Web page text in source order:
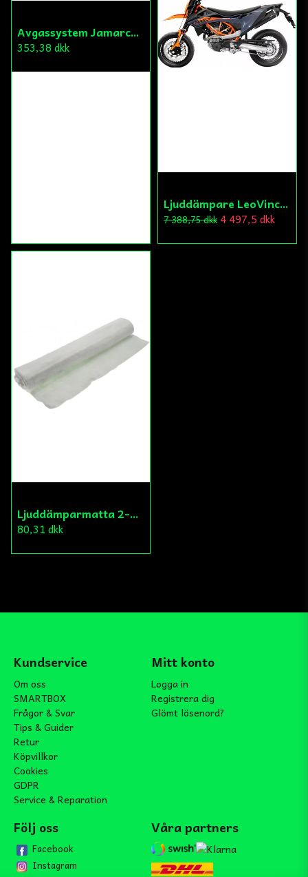
Avgassystem Jamarcol Puch Maxi
353,38 dkk
Ljuddämpare LeoVince LV1 KTM 690 BK 21
7 388,75 dkk 4 497,5 dkk
Ljuddämparmatta 2-4Takt
80,31 dkk
Kundservice
Om oss
SMARTBOX
Frågor & Svar
Tips & Guider
Retur
Köpvillkor
Cookies
GDPR
Service & Reparation
Mitt konto
Logga in
Registrera dig
Glömt lösenord?
Följ oss
Facebook
Instagram
Våra partners